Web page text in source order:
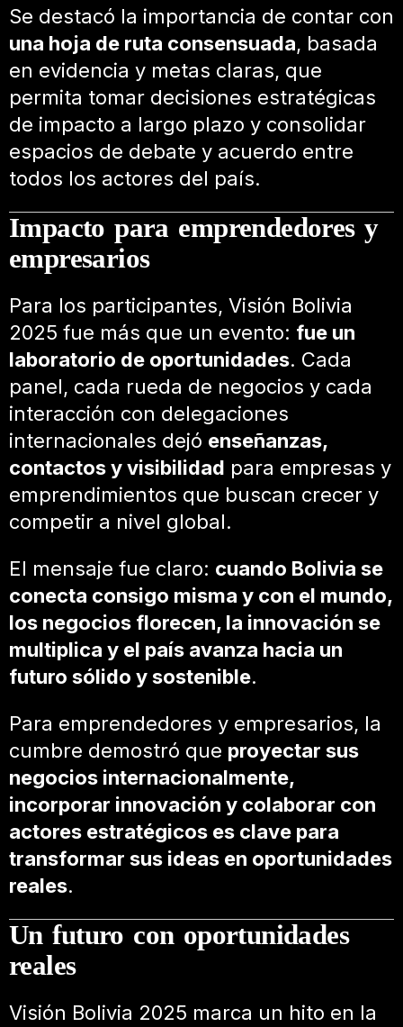
Se destacó la importancia de contar con
una hoja de ruta consensuada, basada
en evidencia y metas claras, que
permita tomar decisiones estratégicas
de impacto a largo plazo y consolidar
espacios de debate y acuerdo entre
todos los actores del país.
Impacto para emprendedores y
empresarios
Para los participantes, Visión Bolivia
2025 fue más que un evento: fue un
laboratorio de oportunidades. Cada
panel, cada rueda de negocios y cada
interacción con delegaciones
internacionales dejó enseñanzas,
contactos y visibilidad para empresas y
emprendimientos que buscan crecer y
competir a nivel global.
El mensaje fue claro: cuando Bolivia se
conecta consigo misma y con el mundo,
los negocios florecen, la innovación se
multiplica y el país avanza hacia un
futuro sólido y sostenible.
Para emprendedores y empresarios, la
cumbre demostró que proyectar sus
negocios internacionalmente,
incorporar innovación y colaborar con
actores estratégicos es clave para
transformar sus ideas en oportunidades
reales.
Un futuro con oportunidades
reales
Visión Bolivia 2025 marca un hito en la